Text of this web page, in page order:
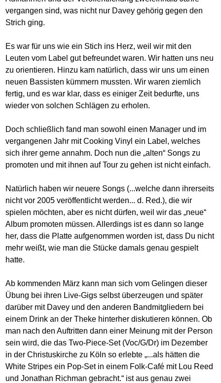
vergangen sind, was nicht nur Davey gehörig gegen den
Strich ging.
Es war für uns wie ein Stich ins Herz, weil wir mit den
Leuten vom Label gut befreundet waren. Wir hatten uns neu
zu orientieren. Hinzu kam natürlich, dass wir uns um einen
neuen Bassisten kümmern mussten. Wir waren ziemlich
fertig, und es war klar, dass es einiger Zeit bedurfte, uns
wieder von solchen Schlägen zu erholen.
Doch schließlich fand man sowohl einen Manager und im
vergangenen Jahr mit Cooking Vinyl ein Label, welches
sich ihrer gerne annahm. Doch nun die „alten“ Songs zu
promoten und mit ihnen auf Tour zu gehen ist nicht einfach.
Natürlich haben wir neuere Songs (...welche dann ihrerseits
nicht vor 2005 veröffentlicht werden... d. Red.), die wir
spielen möchten, aber es nicht dürfen, weil wir das „neue“
Album promoten müssen. Allerdings ist es dann so lange
her, dass die Platte aufgenommen worden ist, dass Du nicht
mehr weißt, wie man die Stücke damals genau gespielt
hatte.
Ab kommenden März kann man sich vom Gelingen dieser
Übung bei ihren Live-Gigs selbst überzeugen und später
darüber mit Davey und den anderen Bandmitgliedern bei
einem Drink an der Theke hinterher diskutieren können. Ob
man nach den Auftritten dann einer Meinung mit der Person
sein wird, die das Two-Piece-Set (Voc/G/Dr) im Dezember
in der Christuskirche zu Köln so erlebte „...als hätten die
White Stripes ein Pop-Set in einem Folk-Café mit Lou Reed
und Jonathan Richman gebracht.“ ist aus genau zwei